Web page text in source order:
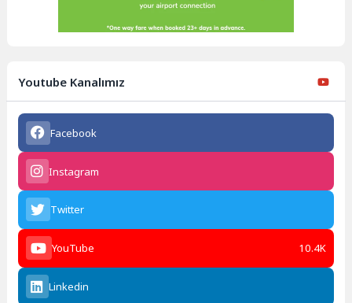
Youtube Kanalımız
Facebook
Instagram
Twitter
YouTube 10.4K
Linkedin